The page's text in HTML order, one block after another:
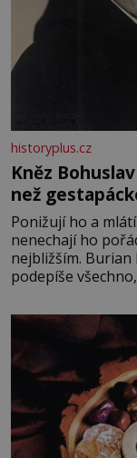
historyplus.cz
Kněz
než
Ponižují ho a
nenechají ho
nejbližším.
podepíše
fyzický ani
chce být knězem a